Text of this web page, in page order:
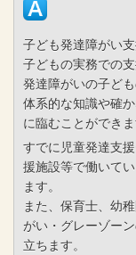
子ども発達障がい
子どもの実務での
発達障がいの子ど
体系的な知識や確
に臨むことができま
すでに児童発達支
援施設等で働いて
ます。
また、保育士、幼
がい・グレーゾー
立ちます。